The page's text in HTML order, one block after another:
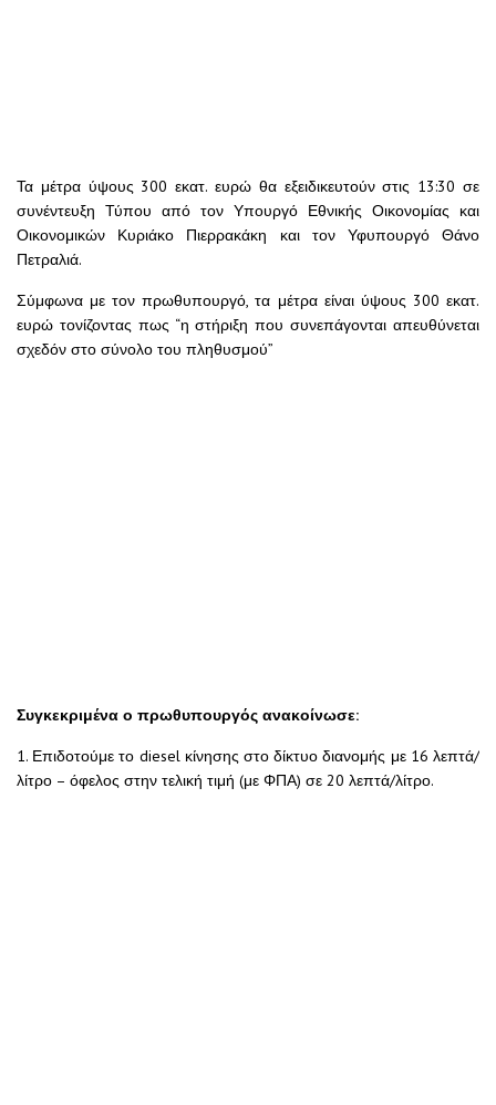
Τα μέτρα ύψους 300 εκατ. ευρώ θα εξειδικευτούν στις 13:30 σε
συνέντευξη Τύπου από τον Υπουργό Εθνικής Οικονομίας και
Οικονομικών Κυριάκο Πιερρακάκη και τον Υφυπουργό Θάνο
Πετραλιά.
Σύμφωνα με τον πρωθυπουργό, τα μέτρα είναι ύψους 300 εκατ.
ευρώ τονίζοντας πως “η στήριξη που συνεπάγονται απευθύνεται
σχεδόν στο σύνολο του πληθυσμού”
Συγκεκριμένα ο πρωθυπουργός ανακοίνωσε:
1. Επιδοτούμε το diesel κίνησης στο δίκτυο διανομής με 16 λεπτά/
λίτρο – όφελος στην τελική τιμή (με ΦΠΑ) σε 20 λεπτά/λίτρο.